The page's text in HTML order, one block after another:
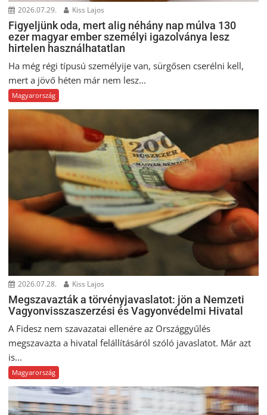
2026.07.29. Kiss Lajos
Figyeljünk oda, mert alig néhány nap múlva 130
ezer magyar ember személyi igazolványa lesz
hirtelen használhatatlan
Ha még régi típusú személyije van, sürgősen cserélni kell,
mert a jövő héten már nem lesz...
Magyarország
2026.07.28. Kiss Lajos
Megszavazták a törvényjavaslatot: jön a Nemzeti
Vagyonvisszaszerzési és Vagyonvédelmi Hivatal
A Fidesz nem szavazatai ellenére az Országgyűlés
megszavazta a hivatal felállításáról szóló javaslatot. Már azt
is...
Magyarország